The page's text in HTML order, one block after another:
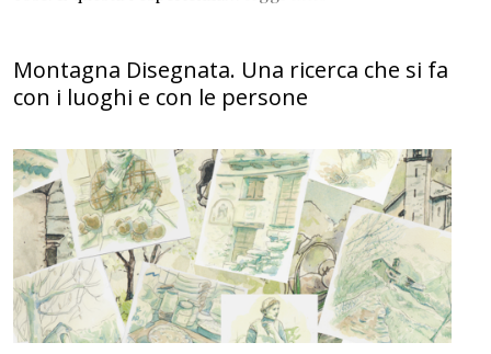
Montagna Disegnata. Una ricerca che si fa
con i luoghi e con le persone